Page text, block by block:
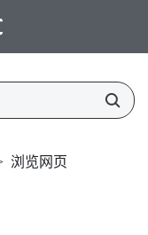
浏览网页